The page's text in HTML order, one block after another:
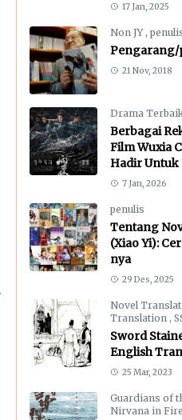
17 Jan, 2025
Non JY ,
Pengarang/
21 Nov, 2018
Drama
Berbagai
Film Wuxia
Hadir Untuk
7 Jan, 2026
penulis
Tentang
(Xiao Yi):
nya
29 Des, 2025
Novel
Translation ,
Sword
English
25 Mar, 2023
Guardians of
Nirvana in Fire